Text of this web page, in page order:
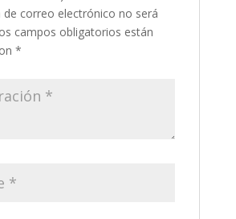
de correo electrónico no será
campos obligatorios están
*